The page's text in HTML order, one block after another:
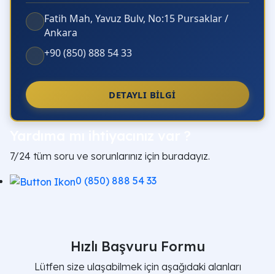
Fatih Mah, Yavuz Bulv, No:15 Pursaklar /
Ankara
+90 (850) 888 54 33
DETAYLI BILGI
7/24 tüm soru ve sorunlarınız için buradayız.
0 (850) 888 54 33
Hızlı Başvuru Formu
Lütfen size ulaşabilmek için aşağıdaki alanları